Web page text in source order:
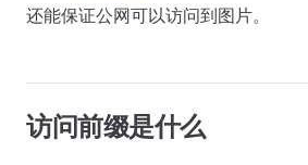
还能保证公网可以访问到图片。
访问前缀是什么